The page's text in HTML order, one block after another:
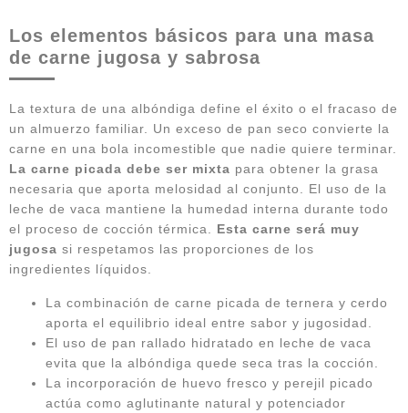
Los elementos básicos para una masa
de carne jugosa y sabrosa
La textura de una albóndiga define el éxito o el fracaso de
un almuerzo familiar. Un exceso de pan seco convierte la
carne en una bola incomestible que nadie quiere terminar.
La carne picada debe ser mixta para obtener la grasa
necesaria que aporta melosidad al conjunto. El uso de la
leche de vaca mantiene la humedad interna durante todo
el proceso de cocción térmica. Esta carne será muy
jugosa si respetamos las proporciones de los
ingredientes líquidos.
La combinación de carne picada de ternera y cerdo
aporta el equilibrio ideal entre sabor y jugosidad.
El uso de pan rallado hidratado en leche de vaca
evita que la albóndiga quede seca tras la cocción.
La incorporación de huevo fresco y perejil picado
actúa como aglutinante natural y potenciador